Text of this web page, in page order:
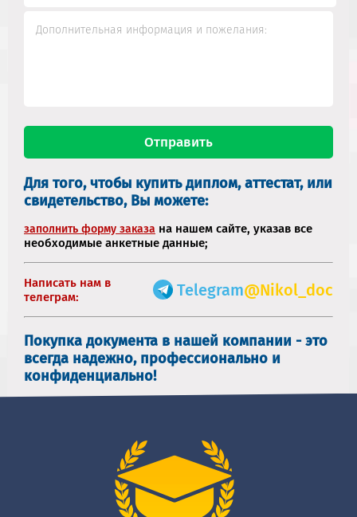
Для того, чтобы купить диплом, аттестат, или
свидетельство, Вы можете:
заполнить форму заказа на нашем сайте, указав все
необходимые анкетные данные;
Написать нам в
телеграм:
Telegram@Nikol_doc
Покупка документа в нашей компании - это
всегда надежно, профессионально и
конфиденциально!